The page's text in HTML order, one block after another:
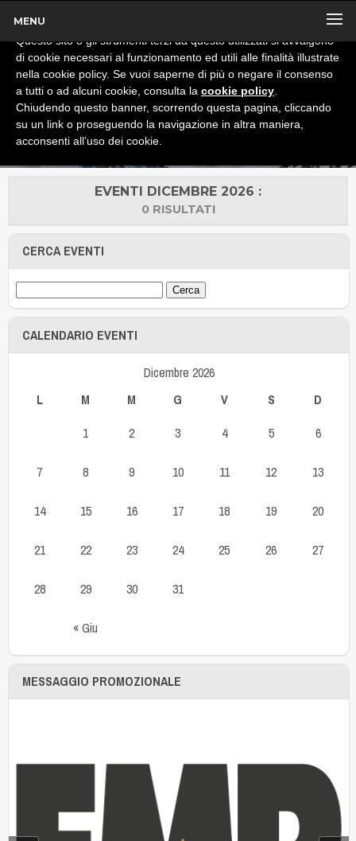
MENU
EVENTI DICEMBRE 2026 :
0 RISULTATI
CERCA EVENTI
CALENDARIO EVENTI
Dicembre 2026
L
M M G V S D
« Giu
1 2 3 4 5 6
7 8 9 10 11 12 13
14 15 16 17 18 19 20
21 22 23 24 25 26 27
28 29 30 31
MESSAGGIO PROMOZIONALE
x
Informativa
Questo sito o gli strumenti terzi da questo utilizzati si avvalgono
di cookie necessari al funzionamento ed utili alle finalità illustrate
nella cookie policy. Se vuoi saperne di più o negare il consenso
a tutti o ad alcuni cookie, consulta la cookie policy
Chiudendo questo banner, scorrendo questa pagina, cliccando
su un link o proseguendo la navigazione in altra maniera,
acconsenti all’uso dei cookie.